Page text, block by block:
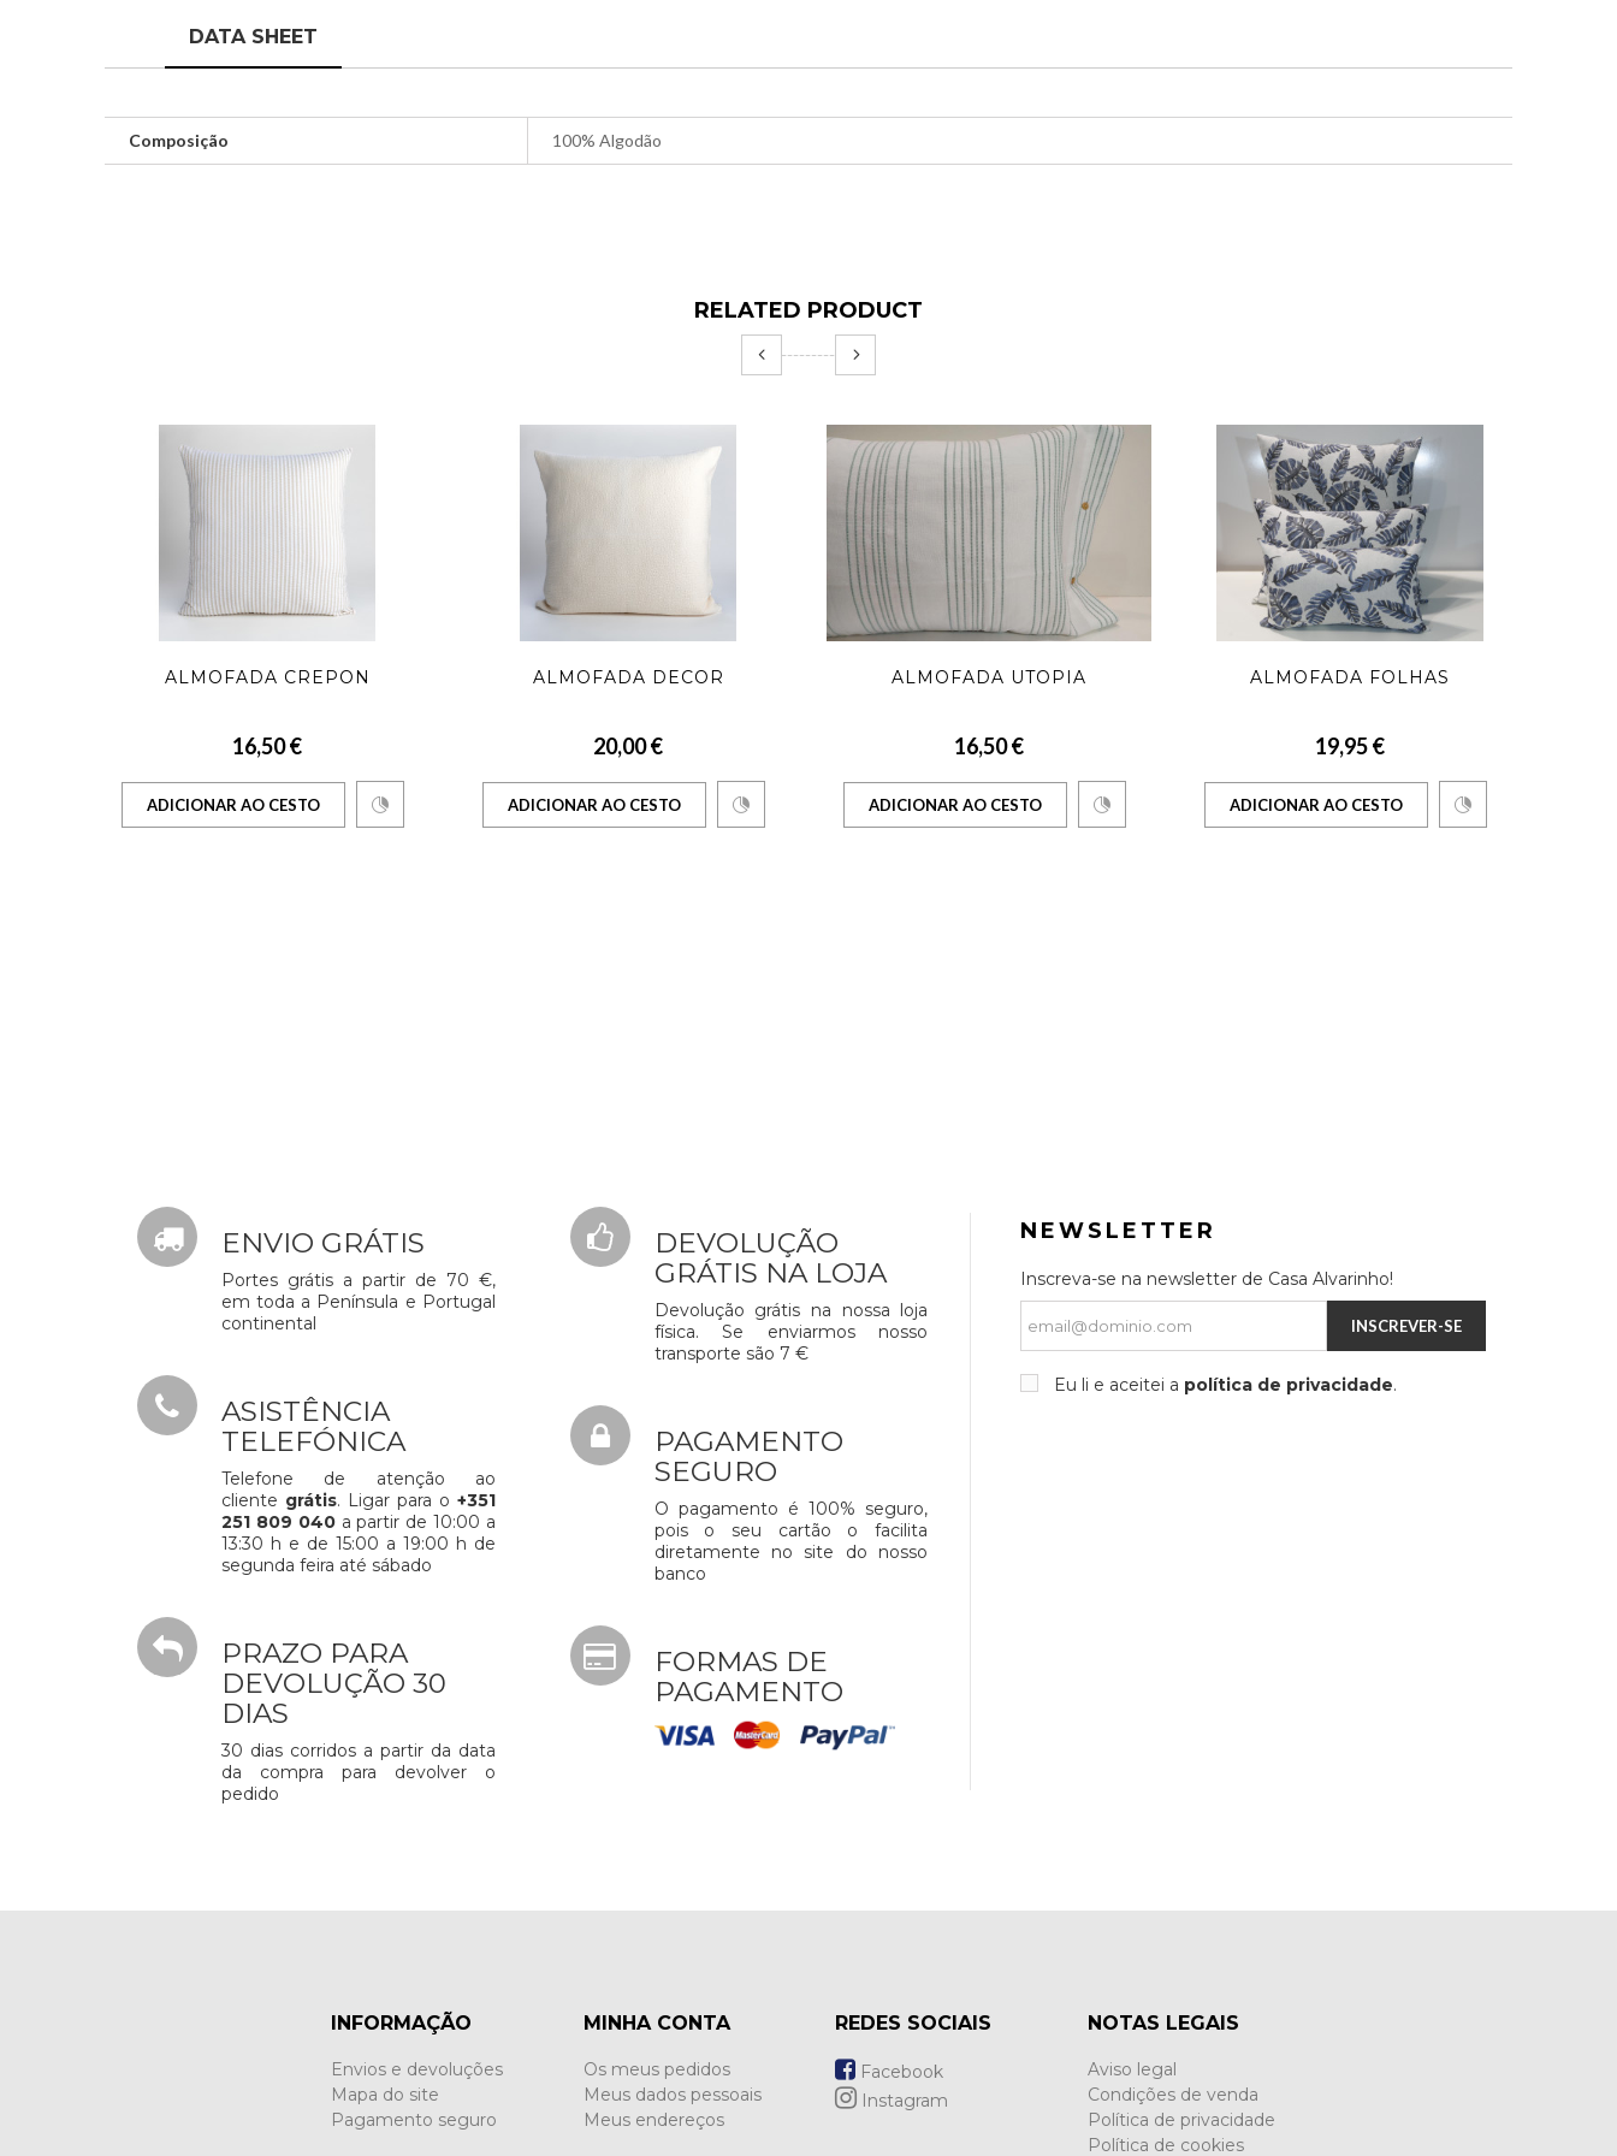
DATA SHEET
Composição 100% Algodão
RELATED PRODUCT
ALMOFADA CREPON
16,50 €
ADICIONAR AO CESTO
ALMOFADA DECOR
20,00 €
ADICIONAR AO CESTO
ALMOFADA UTOPIA
16,50 €
ADICIONAR AO CESTO
ALMOFADA FOLHAS
19,95 €
ADICIONAR AO CESTO
ENVIO GRÁTIS
Portes grátis a partir de 70 €,
em toda a Península e Portugal
continental
ASISTÊNCIA
TELEFÓNICA
Telefone de atenção ao
cliente grátis. Ligar para o +351
251 809 040a partir de 10:00 a
13:30 h e de 15:00 a 19:00 h de
segunda feira até sábado
PRAZO PARA
DEVOLUÇÃO 30
DIAS
30 dias corridos a partir da data
da compra para devolver o
pedido
DEVOLUÇÃO
GRÁTIS NA LOJA
Devolução grátis na nossa loja
física. Se enviarmos nosso
transporte são 7 €
PAGAMENTO
SEGURO
O pagamento é 100% seguro,
pois o seu cartão o facilita
diretamente no site do nosso
banco
FORMAS DE
PAGAMENTO
NEWSLETTER
Inscreva-se na newsletter de Casa Alvarinho!
INSCREVER-SE
Eu li e aceitei a política de privacidade.
INFORMAÇÃO
Envios e devoluções
Mapa do site
Pagamento seguro
MINHA CONTA
Os meus pedidos
Meus dados pessoais
Meus endereços
REDES SOCIAIS
Facebook
Instagram
NOTAS LEGAIS
Aviso legal
Condições de venda
Política de privacidade
Política de cookies